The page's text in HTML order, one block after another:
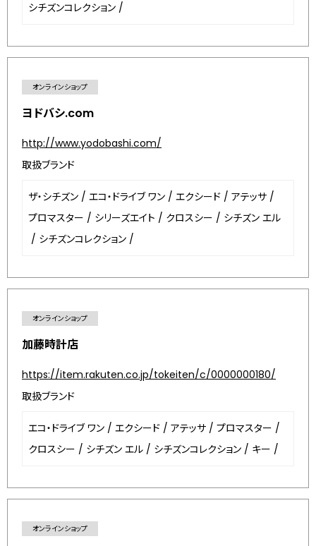
シチズンコレクション /
オンラインショップ
ヨドバシ.com
http://www.yodobashi.com/
取扱ブランド
ザ・シチズン / エコ・ドライブ ワン / エクシード / アテッサ /
プロマスター / シリーズエイト / クロスシー / シチズン エル
/ シチズンコレクション /
オンラインショップ
加藤時計店
https://item.rakuten.co.jp/tokeiten/c/0000000180/
取扱ブランド
エコ・ドライブ ワン / エクシード / アテッサ / プロマスター /
クロスシー / シチズン エル / シチズンコレクション / キー /
オンラインショップ